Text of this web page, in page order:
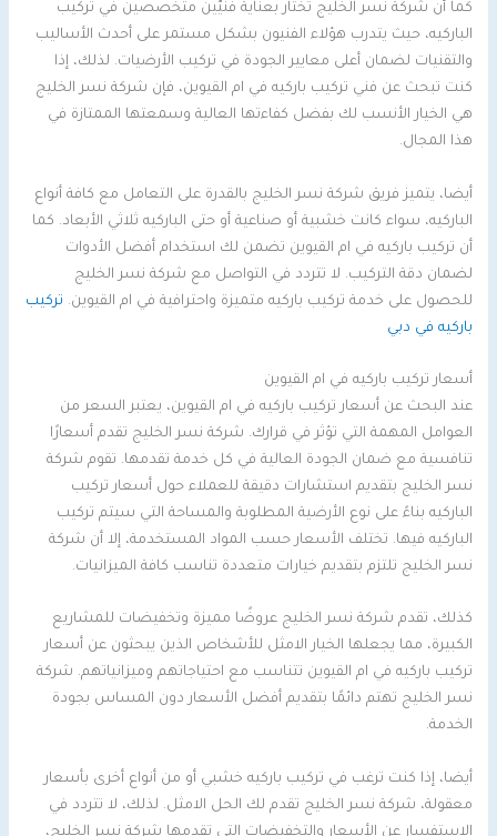
كما أن شركة نسر الخليج تختار بعناية فنيّين متخصصين في تركيب
الباركيه، حيث يتدرب هؤلاء الفنيون بشكل مستمر على أحدث الأساليب
والتقنيات لضمان أعلى معايير الجودة في تركيب الأرضيات. لذلك، إذا
كنت تبحث عن فني تركيب باركيه في ام القيوين، فإن شركة نسر الخليج
هي الخيار الأنسب لك بفضل كفاءتها العالية وسمعتها الممتازة في
هذا المجال.
أيضا، يتميز فريق شركة نسر الخليج بالقدرة على التعامل مع كافة أنواع
الباركيه، سواء كانت خشبية أو صناعية أو حتى الباركيه ثلاثي الأبعاد. كما
أن تركيب باركيه في ام القيوين تضمن لك استخدام أفضل الأدوات
لضمان دقة التركيب. لا تتردد في التواصل مع شركة نسر الخليج
للحصول على خدمة تركيب باركيه متميزة واحترافية في ام القيوين. تركيب
باركيه في دبي
أسعار تركيب باركيه في ام القيوين
عند البحث عن أسعار تركيب باركيه في ام القيوين، يعتبر السعر من
العوامل المهمة التي تؤثر في قرارك. شركة نسر الخليج تقدم أسعارًا
تنافسية مع ضمان الجودة العالية في كل خدمة تقدمها. تقوم شركة
نسر الخليج بتقديم استشارات دقيقة للعملاء حول أسعار تركيب
الباركيه بناءً على نوع الأرضية المطلوبة والمساحة التي سيتم تركيب
الباركيه فيها. تختلف الأسعار حسب المواد المستخدمة، إلا أن شركة
نسر الخليج تلتزم بتقديم خيارات متعددة تناسب كافة الميزانيات.
كذلك، تقدم شركة نسر الخليج عروضًا مميزة وتخفيضات للمشاريع
الكبيرة، مما يجعلها الخيار الامثل للأشخاص الذين يبحثون عن أسعار
تركيب باركيه في ام القيوين تتناسب مع احتياجاتهم وميزانياتهم. شركة
نسر الخليج تهتم دائمًا بتقديم أفضل الأسعار دون المساس بجودة
الخدمة.
أيضا، إذا كنت ترغب في تركيب باركيه خشبي أو من أنواع أخرى بأسعار
معقولة، شركة نسر الخليج تقدم لك الحل الامثل. لذلك، لا تتردد في
الاستفسار عن الأسعار والتخفيضات التي تقدمها شركة نسر الخليج،